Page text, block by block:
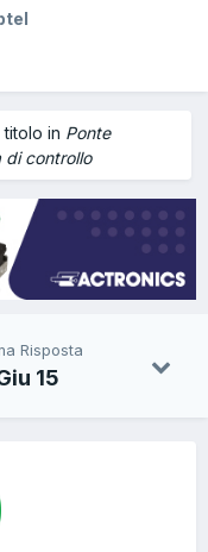
in Ponte
di controllo
Risposta
15